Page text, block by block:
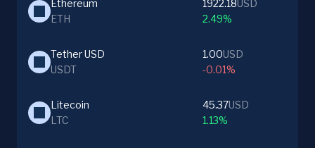
Ethereum
ETH
1922.18USD
2.49%
Tether USD
USDT
1.00USD
-0.01%
Litecoin
LTC
45.37USD
1.13%